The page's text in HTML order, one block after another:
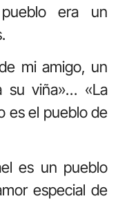
era un
mi amigo, un
su viña»… «La
es el pueblo de
es un pueblo
especial de